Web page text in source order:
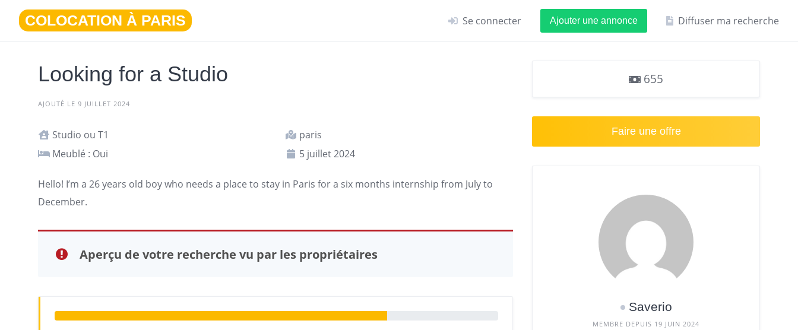
contenu
COLOCATION À PARIS Se connecter Ajouter une annonce Diffuser ma recherche
Looking for a Studio
AJOUTÉ LE 9 JUILLET 2024
Studio ou T1
paris
Meublé : Oui
5 juillet 2024
Hello! I’m a 26 years old boy who needs a place to stay in Paris for a six months internship from July to
December.
Aperçu de votre recherche vu par les propriétaires
655
Faire une offre
Saverio
MEMBRE DEPUIS 19 JUIN 2024